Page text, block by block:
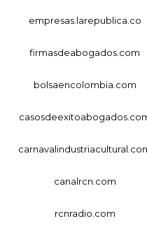
empresas.larepublica.co
firmasdeabogados.com
bolsaencolombia.com
canalrcn.com
rcnradio.com